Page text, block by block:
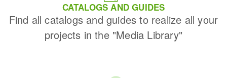
CATALOGS AND GUIDES
Find all catalogs and guides to realize all your
projects in the "Media Library"